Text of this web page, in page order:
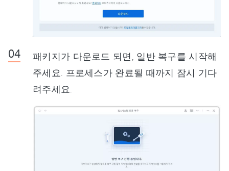
패키지가 다운로드 되면, 일반 복구를 시작해
주세요. 프로세스가 완료될 때까지 잠시 기다
려주세요.